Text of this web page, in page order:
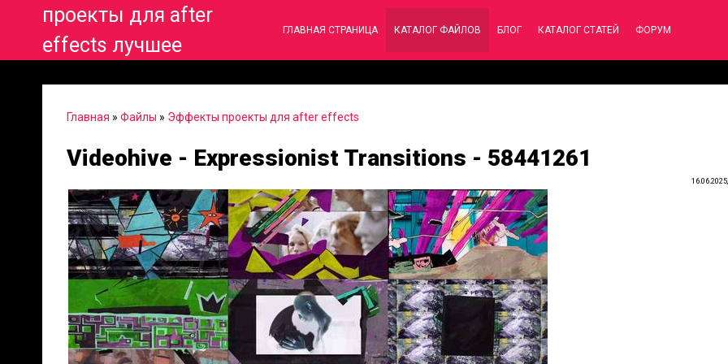
проекты для after
effects лучшее
ГЛАВНАЯ СТРАНИЦА КАТАЛОГ ФАЙЛОВ БЛОГ КАТАЛОГ СТАТЕЙ ФОРУМ
Главная » Файлы » Эффекты проекты для after effects
Videohive - Expressionist Transitions - 58441261